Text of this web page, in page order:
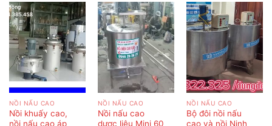
NỒI NẤU CAO
Nồi khuấy cao,
nồi nấu cao áp
NỒI NẤU CAO
Nồi nấu cao
dược liệu Mini 60
NỒI NẤU CAO
Bộ đôi nồi nấu
cao và nồi Ninh